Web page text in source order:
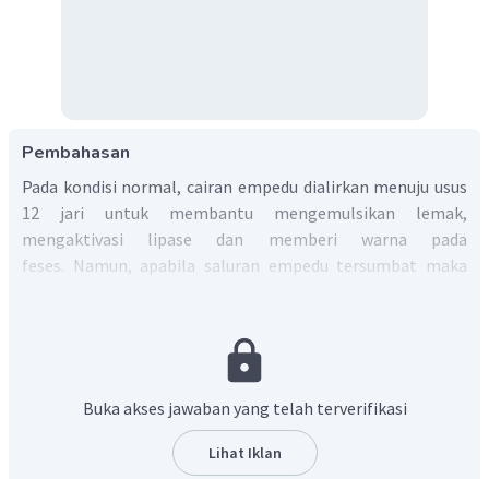
Pembahasan
Pada kondisi normal, cairan empedu dialirkan menuju usus
12 jari untuk membantu mengemulsikan lemak,
mengaktivasi lipase dan memberi warna pada
feses. Namun, apabila saluran empedu tersumbat maka
membran mukosa, dan bagian putih dari mata berubah
warna menjadi kekuningan. Gangguan sistem eskresi ini
Dengan demikian, pilihan jawaban yang tepat adalah D.
Buka akses jawaban yang telah terverifikasi
Lihat Iklan